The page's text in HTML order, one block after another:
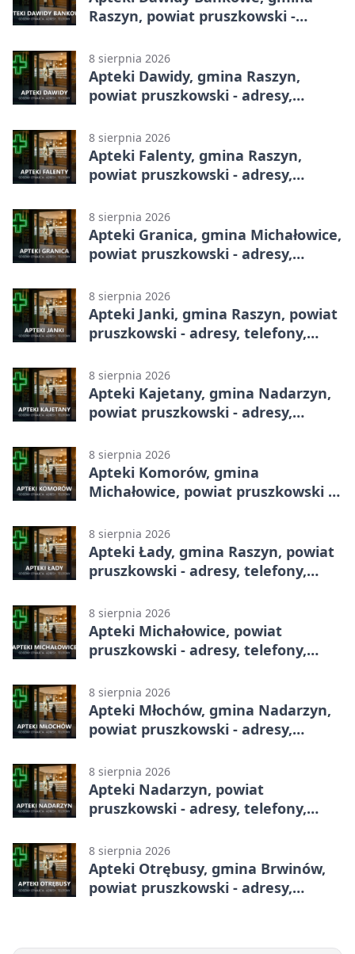
Raszyn, powiat pruszkowski -
8 sierpnia 2026
Apteki Dawidy, gmina Raszyn,
powiat pruszkowski - adresy,
8 sierpnia 2026
Apteki Falenty, gmina Raszyn,
powiat pruszkowski - adresy,
8 sierpnia 2026
Apteki Granica, gmina Michałowice,
powiat pruszkowski - adresy,
8 sierpnia 2026
Apteki Janki, gmina Raszyn, powiat
pruszkowski - adresy, telefony,
8 sierpnia 2026
Apteki Kajetany, gmina Nadarzyn,
powiat pruszkowski - adresy,
8 sierpnia 2026
Apteki Komorów, gmina
Michałowice, powiat pruszkowski -
8 sierpnia 2026
Apteki Łady, gmina Raszyn, powiat
pruszkowski - adresy, telefony,
8 sierpnia 2026
Apteki Michałowice, powiat
pruszkowski - adresy, telefony,
8 sierpnia 2026
Apteki Młochów, gmina Nadarzyn,
powiat pruszkowski - adresy,
8 sierpnia 2026
Apteki Nadarzyn, powiat
pruszkowski - adresy, telefony,
8 sierpnia 2026
Apteki Otrębusy, gmina Brwinów,
powiat pruszkowski - adresy,